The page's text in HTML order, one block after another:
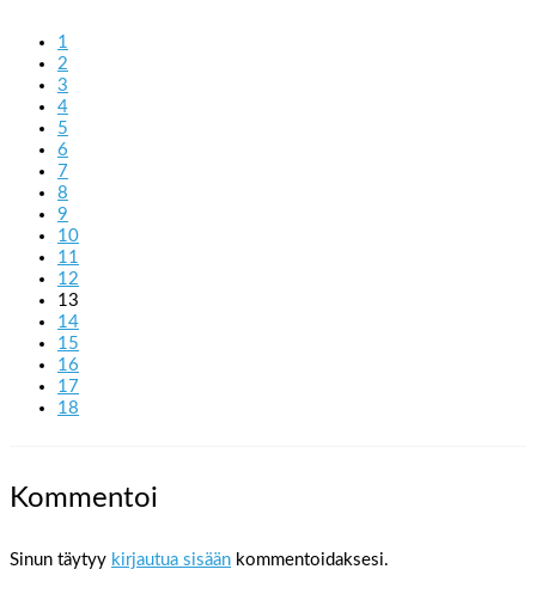
1
2
3
4
5
6
7
8
9
10
11
12
13
14
15
16
17
18
Kommentoi
Sinun täytyy kirjautua sisään kommentoidaksesi.